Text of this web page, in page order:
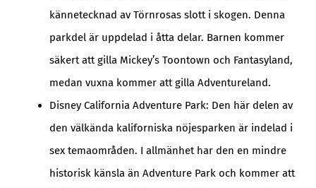
kännetecknad av Törnrosas slott i skogen. Denna
parkdel är uppdelad i åtta delar. Barnen kommer
säkert att gilla Mickey’s Toontown och Fantasyland,
medan vuxna kommer att gilla Adventureland.
Disney California Adventure Park: Den här delen av
den välkända kaliforniska nöjesparken är indelad i
sex temaområden. I allmänhet har den en mindre
historisk känsla än Adventure Park och kommer att